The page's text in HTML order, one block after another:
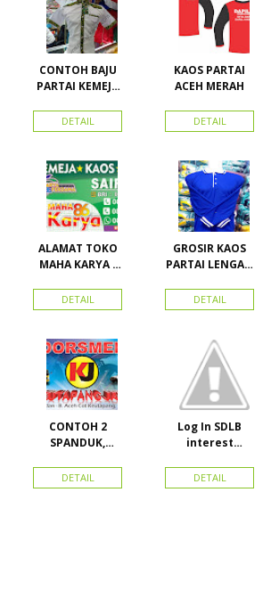
Advertising
Pasar Senen
CONTOH BAJU
PARTAI KEMEJA
SEMUA ATRIBUT
PARTAI
DETAIL
KAOS PARTAI
ACEH MERAH
DETAIL
ALAMAT TOKO
MAHA KARYA /
PERDANA 411
DETAIL
GROSIR KAOS
PARTAI LENGAN
MURAH
LACOSTE SEMUA
STOK
DETAIL
CONTOH 2
SPANDUK,
KARTU NAMA
DETAIL
Log In SDLB
interest
DETAIL